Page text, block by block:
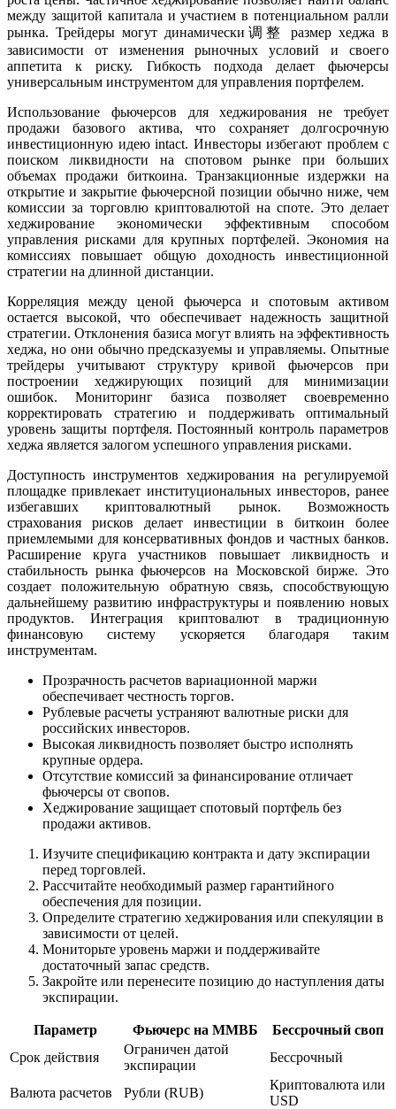
между защитой капитала и участием в потенциальном ралли
рынка. Трейдеры могут динамически调整 размер хеджа в
зависимости от изменения рыночных условий и своего
аппетита к риску. Гибкость подхода делает фьючерсы
универсальным инструментом для управления портфелем.
Использование фьючерсов для хеджирования не требует
продажи базового актива, что сохраняет долгосрочную
инвестиционную идею intact. Инвесторы избегают проблем с
поиском ликвидности на спотовом рынке при больших
объемах продажи биткоина. Транзакционные издержки на
открытие и закрытие фьючерсной позиции обычно ниже, чем
комиссии за торговлю криптовалютой на споте. Это делает
хеджирование экономически эффективным способом
управления рисками для крупных портфелей. Экономия на
комиссиях повышает общую доходность инвестиционной
стратегии на длинной дистанции.
Корреляция между ценой фьючерса и спотовым активом
остается высокой, что обеспечивает надежность защитной
стратегии. Отклонения базиса могут влиять на эффективность
хеджа, но они обычно предсказуемы и управляемы. Опытные
трейдеры учитывают структуру кривой фьючерсов при
построении хеджирующих позиций для минимизации
ошибок. Мониторинг базиса позволяет своевременно
корректировать стратегию и поддерживать оптимальный
уровень защиты портфеля. Постоянный контроль параметров
хеджа является залогом успешного управления рисками.
Доступность инструментов хеджирования на регулируемой
площадке привлекает институциональных инвесторов, ранее
избегавших криптовалютный рынок. Возможность
страхования рисков делает инвестиции в биткоин более
приемлемыми для консервативных фондов и частных банков.
Расширение круга участников повышает ликвидность и
стабильность рынка фьючерсов на Московской бирже. Это
создает положительную обратную связь, способствующую
дальнейшему развитию инфраструктуры и появлению новых
продуктов. Интеграция криптовалют в традиционную
финансовую систему ускоряется благодаря таким
инструментам.
Прозрачность расчетов вариационной маржи
обеспечивает честность торгов.
Рублевые расчеты устраняют валютные риски для
российских инвесторов.
Высокая ликвидность позволяет быстро исполнять
крупные ордера.
Отсутствие комиссий за финансирование отличает
фьючерсы от свопов.
Хеджирование защищает спотовый портфель без
продажи активов.
Изучите спецификацию контракта и дату экспирации
перед торговлей.
Рассчитайте необходимый размер гарантийного
обеспечения для позиции.
Определите стратегию хеджирования или спекуляции в
зависимости от целей.
Мониторьте уровень маржи и поддерживайте
достаточный запас средств.
Закройте или перенесите позицию до наступления даты
экспирации.
Параметр Фьючерс на ММВБ
Бессрочный своп
Срок действия
Ограничен датой
экспирации
Бессрочный
Валюта расчетов Рубли (RUB)
Криптовалюта или
USD